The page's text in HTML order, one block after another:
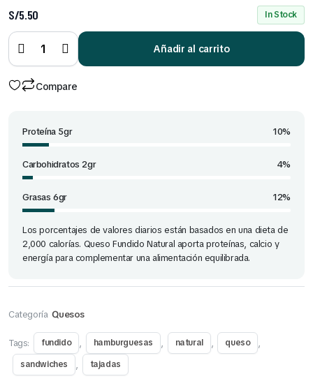
S/5.50 In Stock
Fundido
Natural
Tajadas
Añadir al carrito
Compare
Proteína 5gr 10%
Carbohidratos 2gr 4%
Grasas 6gr 12%
Los porcentajes de valores diarios están basados en una dieta de
2,000 calorías. Queso Fundido Natural aporta proteínas, calcio y
energía para complementar una alimentación equilibrada.
Categoría Quesos
Tags: fundido , hamburguesas , natural , queso ,
sandwiches , tajadas